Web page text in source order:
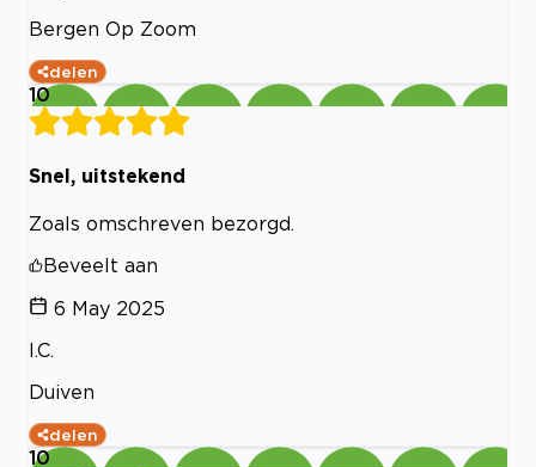
Bergen Op Zoom
delen
10
Snel, uitstekend
Zoals omschreven bezorgd.
Beveelt aan
6 May 2025
I.C.
Duiven
delen
10